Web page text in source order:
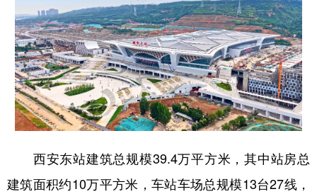
西安东站建筑总规模39.4万平方米，其中站房总
建筑面积约10万平方米，车站车场总规模13台27线，